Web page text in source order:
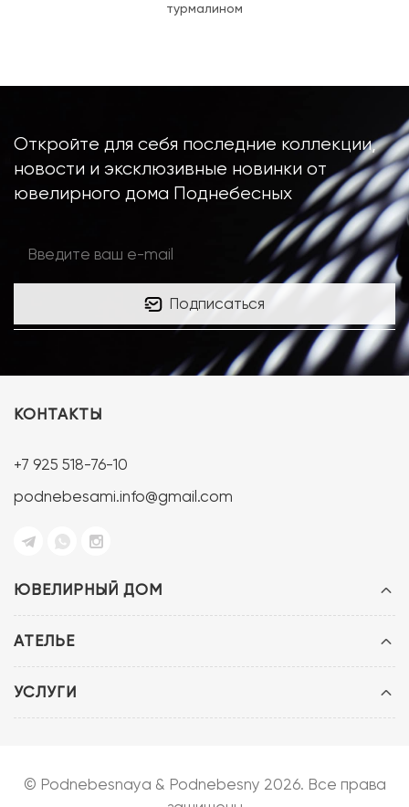
турмалином
Откройте для себя последние коллекции,
новости и эксклюзивные новинки от
ювелирного дома Поднебесных
Подписаться
ЮВЕЛИРНЫЙ ДОМ
АТЕЛЬЕ
УСЛУГИ
КОНТАКТЫ
+7 925 518-76-10
podnebesami.info@gmail.com
© Podnebesnaya & Podnebesny 2026. Все права